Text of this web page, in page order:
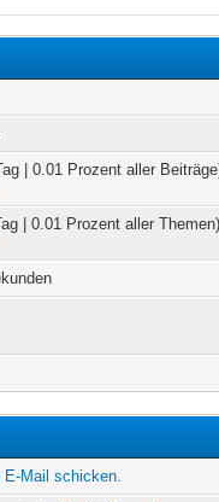
| 0.01 Prozent aller
| 0.01 Prozent aller Themen)
E-Mail schicken.